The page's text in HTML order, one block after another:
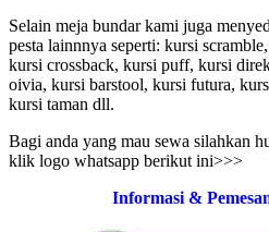
Selain meja bundar kami juga
pesta lainnnya seperti: kursi
kursi crossback, kursi puff, kursi
oivia, kursi barstool, kursi futura,
kursi taman dll.
Bagi anda yang mau sewa silahkan
klik logo whatsapp berikut ini>>>
Informasi &